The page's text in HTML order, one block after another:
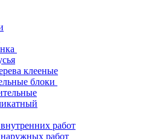
клееные
блоки
работ
работ